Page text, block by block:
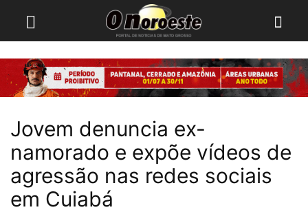
Jovem denuncia ex-
namorado e expõe vídeos de
agressão nas redes sociais
em Cuiabá